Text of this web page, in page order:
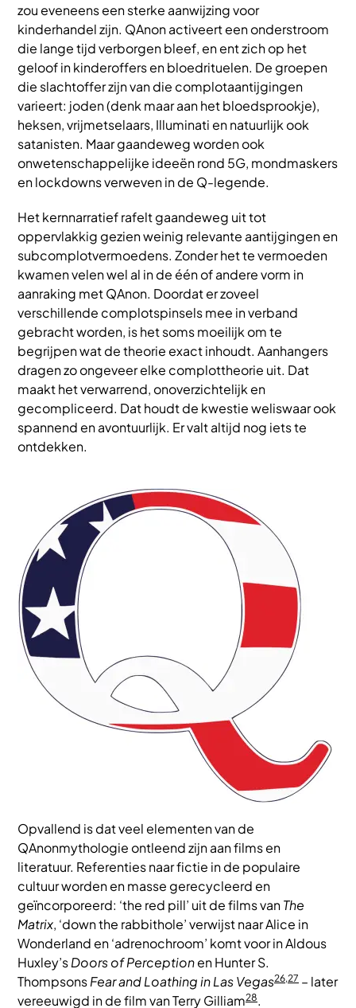
zou eveneens een sterke aanwijzing voor
kinderhandel zijn. QAnon activeert een onderstroom
die lange tijd verborgen bleef, en ent zich op het
geloof in kinderoffers en bloedrituelen. De groepen
die slachtoffer zijn van die complotaantijgingen
varieert: joden (denk maar aan het bloedsprookje),
heksen, vrijmetselaars, Illuminati en natuurlijk ook
satanisten. Maar gaandeweg worden ook
onwetenschappelijke ideeën rond 5G, mondmaskers
en lockdowns verweven in de Q-legende.
Het kernnarratief rafelt gaandeweg uit tot
oppervlakkig gezien weinig relevante aantijgingen en
subcomplotvermoedens. Zonder het te vermoeden
kwamen velen wel al in de één of andere vorm in
aanraking met QAnon. Doordat er zoveel
verschillende complotspinsels mee in verband
gebracht worden, is het soms moeilijk om te
begrijpen wat de theorie exact inhoudt. Aanhangers
dragen zo ongeveer elke complottheorie uit. Dat
maakt het verwarrend, onoverzichtelijk en
gecompliceerd. Dat houdt de kwestie weliswaar ook
spannend en avontuurlijk. Er valt altijd nog iets te
ontdekken.
Opvallend is dat veel elementen van de
QAnonmythologie ontleend zijn aan films en
literatuur. Referenties naar fictie in de populaire
cultuur worden en masse gerecycleerd en
geïncorporeerd: ‘the red pill’ uit de films vanThe
Matrix, ‘down the rabbithole’ verwijst naar Alice in
Wonderland en ‘adrenochroom’ komt voor in Aldous
Huxley’sDoors of Perceptionen Hunter S.
ThompsonsFear and Loathing in Las Vegas26,27 – later
vereeuwigd in de film van Terry Gilliam28.